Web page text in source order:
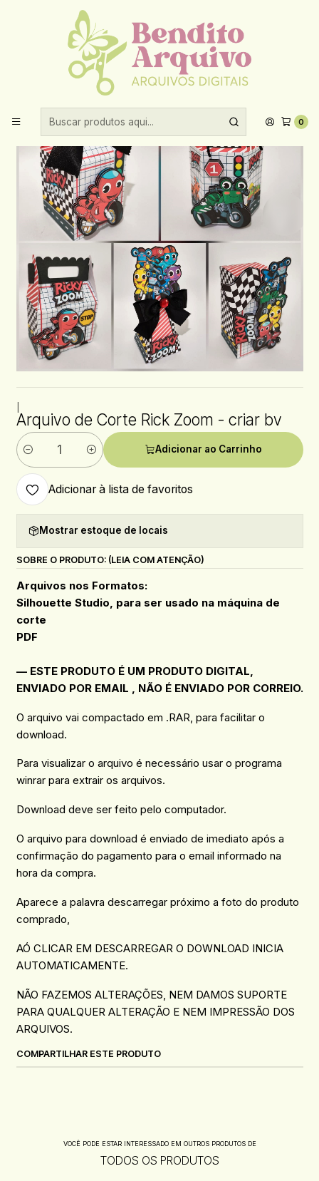
0
Aproveite 10% de desconto ao comprar acima de R$30,00!
Festas prontas Arquivo de Corte Rick Zoom - criar bv
Arquivo de Corte Rick Zoom - criar bv
Quantidade
Adicionar ao Carrinho
Adicionar à lista de favoritos
Mostrar estoque de locais
SOBRE O PRODUTO: (LEIA COM ATENÇÃO)
Arquivos nos Formatos:
Silhouette Studio, para ser usado na máquina de
corte
PDF
— ESTE PRODUTO É UM PRODUTO DIGITAL,
ENVIADO POR EMAIL , NÃO É ENVIADO POR CORREIO.
O arquivo vai compactado em .RAR, para facilitar o
download.
Para visualizar o arquivo é necessário usar o programa
winrar para extrair os arquivos.
Download deve ser feito pelo computador.
O arquivo para download é enviado de imediato após a
confirmação do pagamento para o email informado na
hora da compra.
Aparece a palavra descarregar próximo a foto do produto
comprado,
AÓ CLICAR EM DESCARREGAR O DOWNLOAD INICIA
AUTOMATICAMENTE.
NÃO FAZEMOS ALTERAÇÕES, NEM DAMOS SUPORTE
PARA QUALQUER ALTERAÇÃO E NEM IMPRESSÃO DOS
ARQUIVOS.
COMPARTILHAR ESTE PRODUTO
VOCÊ PODE ESTAR INTERESSADO EM OUTROS PRODUTOS DE
TODOS OS PRODUTOS